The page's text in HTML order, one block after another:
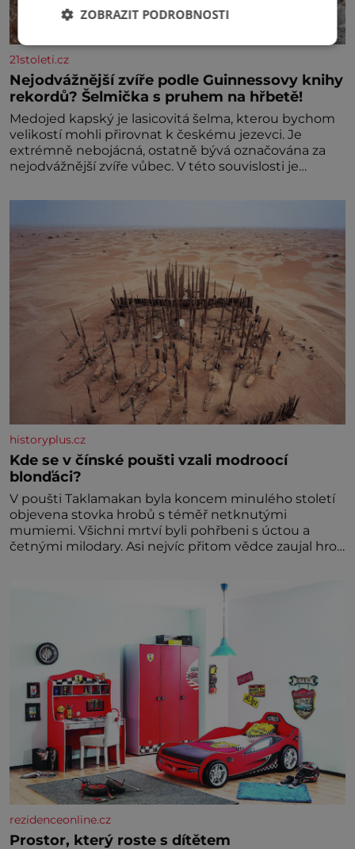
21stoleti.cz
Nejodvážnější zvíře podle Guinnessovy knihy
rekordů? Šelmička s pruhem na hřbetě!
Medojed kapský je lasicovitá šelma, kterou bychom
velikostí mohli přirovnat k českému jezevci. Je
extrémně nebojácná, ostatně bývá označována za
nejodvážnější zvíře vůbec. V této souvislosti je
historyplus.cz
Kde se v čínské poušti vzali modroocí
blonďáci?
V poušti Taklamakan byla koncem minulého století
objevena stovka hrobů s téměř netknutými
mumiemi. Všichni mrtví byli pohřbeni s úctou a
četnými milodary. Asi nejvíc přitom vědce zaujal hrob
dávných lidí nesmírně dobře zachovalá, přičítají
odborníci zdejším klimatickým podmínkám. Sucho,
rezidenceonline.cz
Prostor, který roste s dítětem
ZOBRAZIT PODROBNOSTI